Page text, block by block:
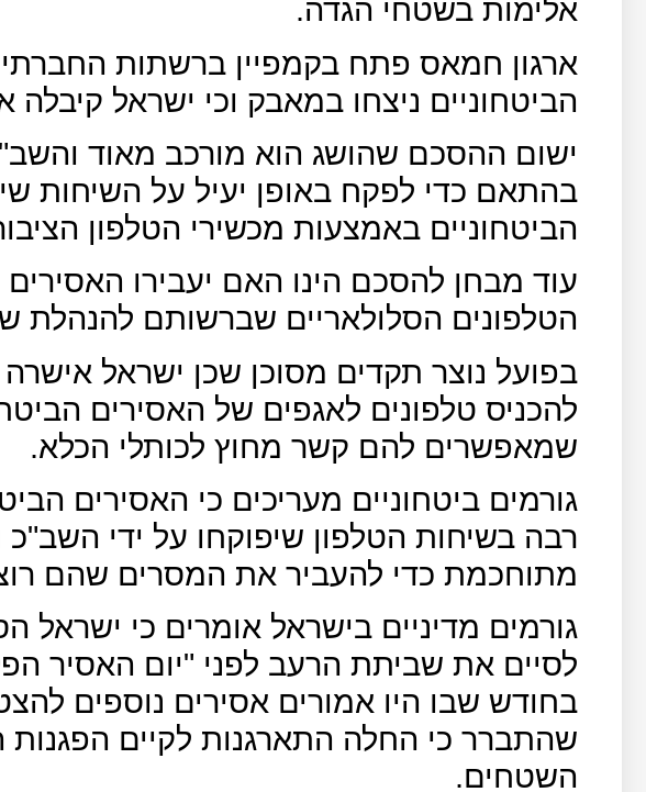
אלימות בשטחי הגדה.
ארגון חמאס פתח בקמפיין ברשתות
הביטחוניים ניצחו במאבק וכי ישראל
ישום ההסכם שהושג הוא מורכב מאוד
בהתאם כדי לפקח באופן יעיל על השיחות
הביטחוניים באמצעות מכשירי הטלפון
עוד מבחן להסכם הינו האם יעבירו
הטלפונים הסלולאריים שברשותם להנהלת
בפועל נוצר תקדים מסוכן שכן ישראל
להכניס טלפונים לאגפים של האסירים
שמאפשרים להם קשר מחוץ לכותלי הכלא.
גורמים ביטחוניים מעריכים כי האסירים
רבה בשיחות הטלפון שיפוקחו על ידי
מתוחכמת כדי להעביר את המסרים שהם
גורמים מדיניים בישראל אומרים כי ישראל
בחודש שבו היו אמורים אסירים נוספים
שהתברר כי החלה התארגנות לקיים הפגנות
השטחים.